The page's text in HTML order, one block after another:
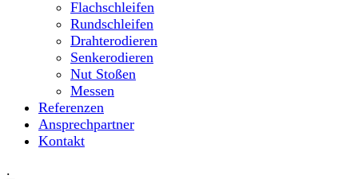
Flachschleifen
Rundschleifen
Drahterodieren
Senkerodieren
Nut Stoßen
Messen
Referenzen
Ansprechpartner
Kontakt
.